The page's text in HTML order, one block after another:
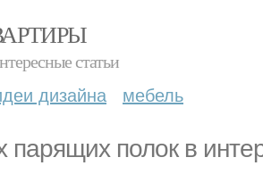
статьи
дизайна мебель
парящих полок в